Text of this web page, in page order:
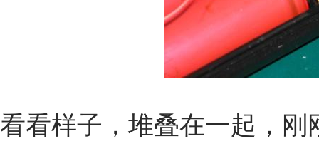
看看样子，堆叠在一起，刚